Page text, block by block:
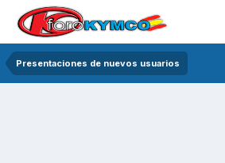
Presentaciones de nuevos usuarios